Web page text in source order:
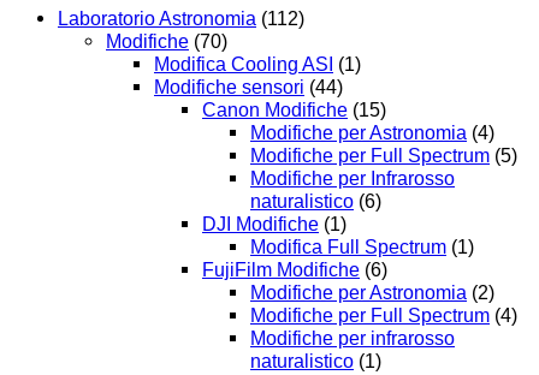
Laboratorio Astronomia (112)
Modifiche (70)
Modifica Cooling ASI (1)
Modifiche sensori (44)
Canon Modifiche (15)
Modifiche per Astronomia (4)
Modifiche per Full Spectrum (5)
Modifiche per Infrarosso
naturalistico (6)
DJI Modifiche (1)
Modifica Full Spectrum (1)
FujiFilm Modifiche (6)
Modifiche per Astronomia (2)
Modifiche per Full Spectrum (4)
Modifiche per infrarosso
naturalistico (1)